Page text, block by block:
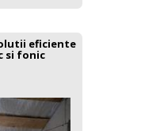
eficiente
si fonic